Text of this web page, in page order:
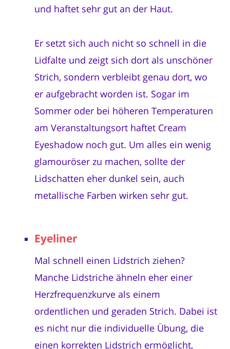
und haftet sehr gut an der Haut.
Er setzt sich auch nicht so schnell in die
Lidfalte und zeigt sich dort als unschöner
Strich, sondern verbleibt genau dort, wo
er aufgebracht worden ist. Sogar im
Sommer oder bei höheren Temperaturen
am Veranstaltungsort haftet Cream
Eyeshadow noch gut. Um alles ein wenig
glamouröser zu machen, sollte der
Lidschatten eher dunkel sein, auch
metallische Farben wirken sehr gut.
Eyeliner
Mal schnell einen Lidstrich ziehen?
Manche Lidstriche ähneln eher einer
Herzfrequenzkurve als einem
ordentlichen und geraden Strich. Dabei ist
es nicht nur die individuelle Übung, die
einen korrekten Lidstrich ermöglicht,